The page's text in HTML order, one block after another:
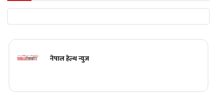
नेपाल हेल्थ न्युज